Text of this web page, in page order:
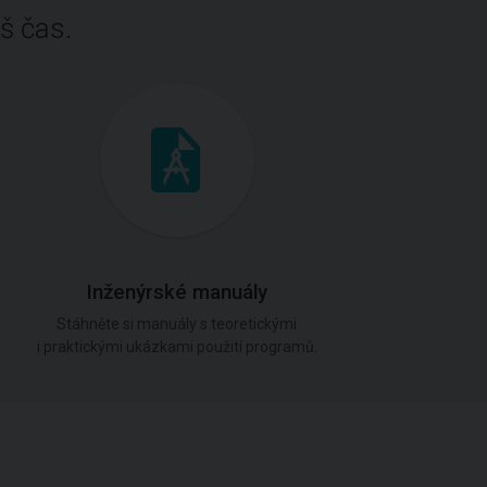
čas.
Inženýrské manuály